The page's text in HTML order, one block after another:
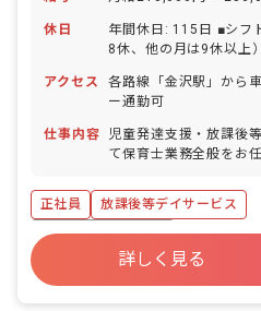
休日
年間休日: 115日 ■シフト制（2月のみ月
8休、他の月は9休以上
末年始休暇 ■夏季休暇
ーク ■慶弔休暇 ■産前
（取得率100%・復帰率
暇 ■看護休暇
アクセス
各路線「金沢駅」から車で13
ー通勤可
仕事内容
児童発達支援・放課後
て保育士業務全般をお任せ
様を対象としたサポー
ソーシャルスキルの訓
など
正社員
放課後等デイサービス
ボーナス・賞与あり
寮・住宅・家賃補助あり
社会保
詳しく見る